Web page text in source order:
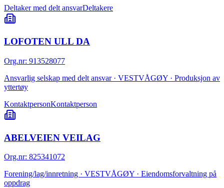
Deltaker med delt ansvarDeltakere
LOFOTEN ULL DA
Org.nr: 913528077
Ansvarlig selskap med delt ansvar · VESTVÅGØY · Produksjon av
yttertøy
KontaktpersonKontaktperson
ABELVEIEN VEILAG
Org.nr: 825341072
Forening/lag/innretning · VESTVÅGØY · Eiendomsforvaltning på
oppdrag